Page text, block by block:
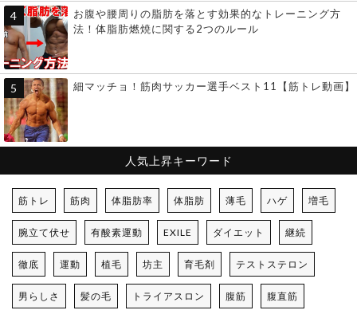
お腹や腰周りの脂肪を落とす効果的なトレーニング方
法！体脂肪燃焼に関する2つのルール
細マッチョ！筋肉サッカー選手ベスト11【筋トレ動画】
人気上昇キーワード
筋トレ 筋肉 体脂肪率 体脂肪 薄毛 ハゲ 増毛
腕立て伏せ 有酸素運動 EXILE ダイエット 継続
徹底 運動 植毛 坊主 育毛剤 テストステロン
男らしさ 髪の毛 トライアスロン 腹筋 腹直筋